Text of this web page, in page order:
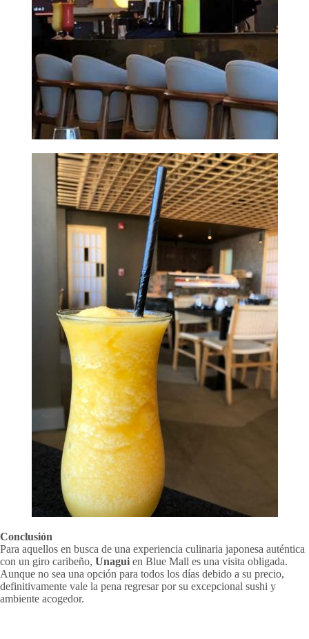
Conclusión
Para aquellos en busca de una experiencia culinaria japonesa auténtica
con un giro caribeño, Unagui en Blue Mall es una visita obligada.
Aunque no sea una opción para todos los días debido a su precio,
definitivamente vale la pena regresar por su excepcional sushi y
ambiente acogedor.